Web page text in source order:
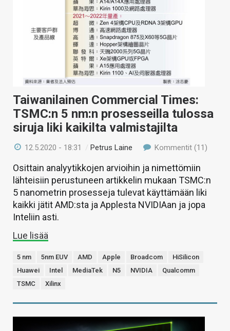
Taiwanilainen Commercial Times:
TSMC:n 5 nm:n prosesseilla tulossa
siruja liki kaikilta valmistajilta
12.5.2020 - 18:31 /Petrus Laine Kommentit (11)
Osittain analyytikkojen arvioihin ja nimettömiin
lähteisiin perustuneen artikkelin mukaan TSMC:n
5 nanometrin prosesseja tulevat käyttämään liki
kaikki jätit AMD:sta ja Applesta NVIDIAan ja jopa
Inteliin asti.
Lue lisää
5 nm 5nm EUV AMD Apple Broadcom
HiSilicon
Huawei
Intel MediaTek N5 NVIDIA
Qualcomm
TSMC
Xilinx